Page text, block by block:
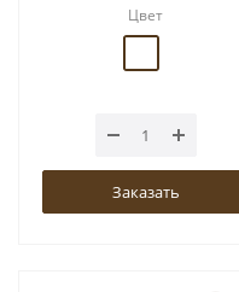
Цвет
Заказать